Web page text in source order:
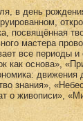
в день
посвящённая
мастера
все периоды
как основа»,
движения
знания»,
о живописи»,